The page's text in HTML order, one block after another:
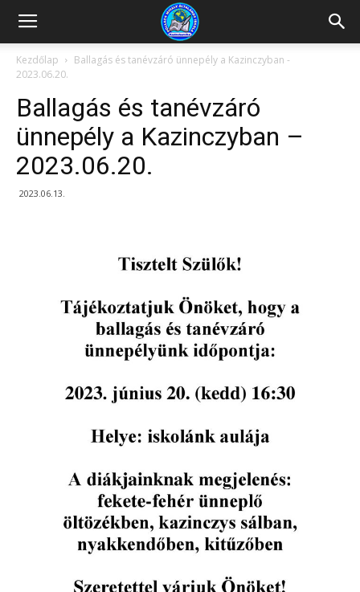
Kazincbarcikai
Pollack
Mihály
Kezdőlap
Ballagás és tanévzáró ünnepély a Kazinczyban -
2023.06.20.
Ballagás és tanévzáró
ünnepély a Kazinczyban –
2023.06.20.
2023.06.13.